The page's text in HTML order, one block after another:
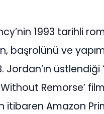
1993 tarihli
başrolünü ve
Jordan’ın üstlendiği
Remorse’
itibaren Amazon